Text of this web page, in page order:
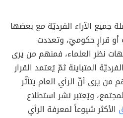
جميع الآراء الفرديّة مع بعضها
قرارٍ حكوميّ، وتعددت
نظر العلماء، فمنهم من يرى
المتباينة ثمّ يُعتمد القرار
من يرى أنّ الرأي العام يتأثّر
ويُعتبر نشر استطلاع
الأكثر شيوعاً لمعرفة الرأي